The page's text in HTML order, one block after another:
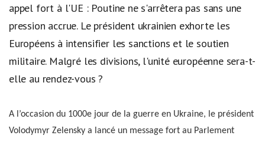
appel fort à l'UE : Poutine ne s'arrêtera pas sans une
pression accrue. Le président ukrainien exhorte les
Européens à intensifier les sanctions et le soutien
militaire. Malgré les divisions, l'unité européenne sera-t-
elle au rendez-vous ?
A l’occasion du 1000e jour de la guerre en Ukraine, le président
Volodymyr Zelensky a lancé un message fort au Parlement